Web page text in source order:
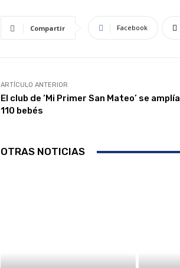
Compartir Facebook
ARTÍCULO ANTERIOR
El club de ‘Mi Primer San Mateo’ se
110 bebés
OTRAS NOTICIAS